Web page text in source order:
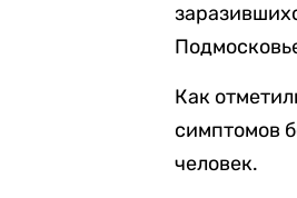
Как
симптомов
человек.